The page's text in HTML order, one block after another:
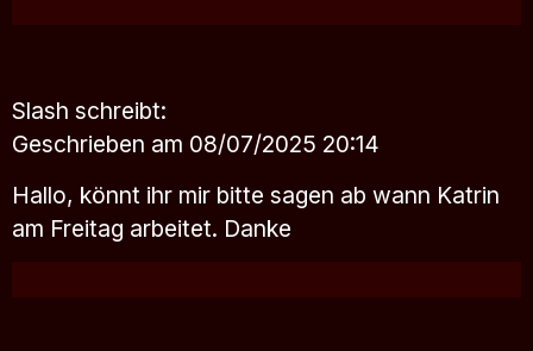
Slash schreibt:
Geschrieben am 08/07/2025 20:14
Hallo, könnt ihr mir bitte sagen ab wann Katrin
am Freitag arbeitet. Danke